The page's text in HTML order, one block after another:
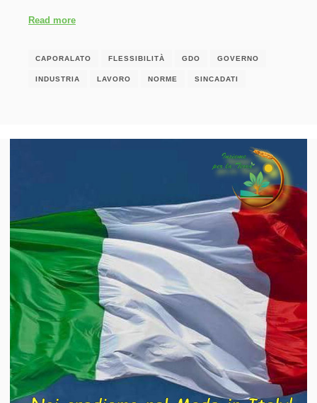
Read more
CAPORALATO FLESSIBILITÀ GDO GOVERNO
INDUSTRIA LAVORO NORME SINCADATI